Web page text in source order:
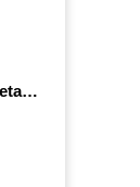
Podcast 25/26 - Maquetas sobre el feudalismo